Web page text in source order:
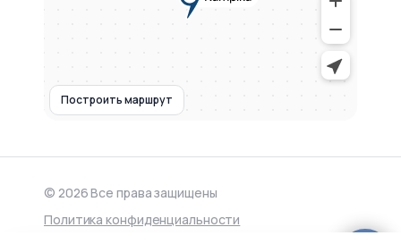
© 2026 Все права защищены
Политика конфиденциальности
Построить маршрут